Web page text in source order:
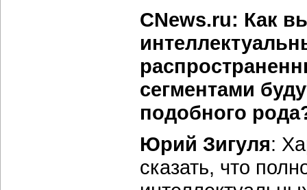
CNews.ru: Как
сегментами
подобного
Юрий Зигуля:
сказать, что